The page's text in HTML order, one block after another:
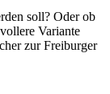
soll? Oder ob
Variante
zur Freiburger